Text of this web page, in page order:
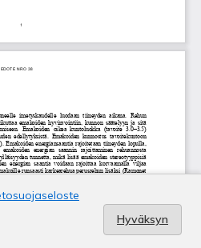
Hyväksyn